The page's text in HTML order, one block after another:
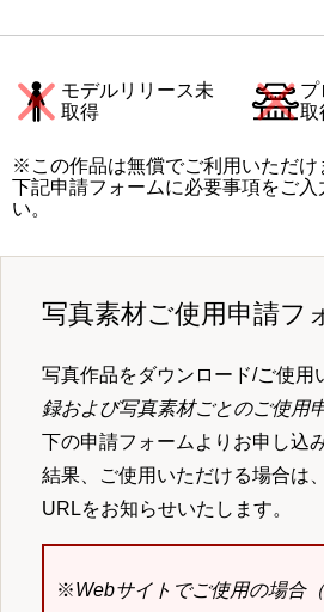
モデルリリース未
取得
プ
取
※この作品は無償でご利用いただけ
下記申請フォームに必要事項をご
い。
写真素材ご使用申請フ
写真作品をダウンロード/ご使用
録および写真素材ごとのご使用
下の申請フォームよりお申し込
結果、ご使用いただける場合は
URLをお知らせいたします。
※Webサイトでご使用の場合